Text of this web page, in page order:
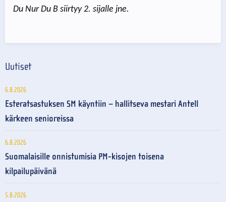
Du Nur Du B siirtyy 2. sijalle jne.
Uutiset
6.8.2026
Esteratsastuksen SM käyntiin – hallitseva mestari Antell
kärkeen senioreissa
6.8.2026
Suomalaisille onnistumisia PM-kisojen toisena
kilpailupäivänä
5.8.2026